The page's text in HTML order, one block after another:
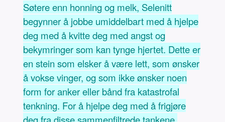
Søtere enn honning og melk, Selenitt
begynner å jobbe umiddelbart med å hjelpe
deg med å kvitte deg med angst og
bekymringer som kan tynge hjertet. Dette er
en stein som elsker å være lett, som ønsker
å vokse vinger, og som ikke ønsker noen
form for anker eller bånd fra katastrofal
tenkning. For å hjelpe deg med å frigjøre